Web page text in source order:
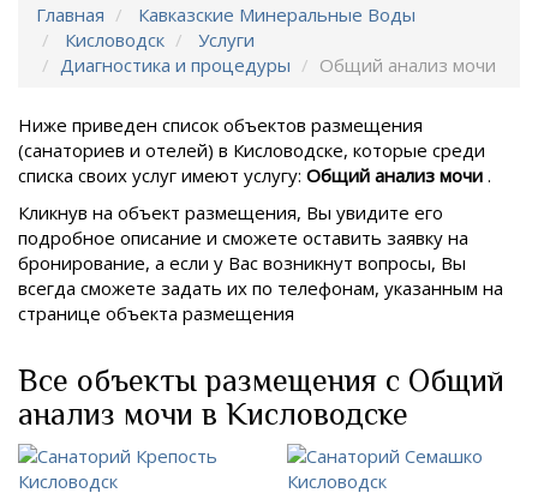
Главная
Кавказские Минеральные Воды
Кисловодск
Услуги
Диагностика и процедуры
Общий анализ мочи
Ниже приведен список объектов размещения
(санаториев и отелей) в Кисловодске, которые среди
списка своих услуг имеют услугу: Общий анализ мочи .
Кликнув на объект размещения, Вы увидите его
подробное описание и сможете оставить заявку на
бронирование, а если у Вас возникнут вопросы, Вы
всегда сможете задать их по телефонам, указанным на
странице объекта размещения
Все объекты размещения с Общий
анализ мочи в Кисловодске